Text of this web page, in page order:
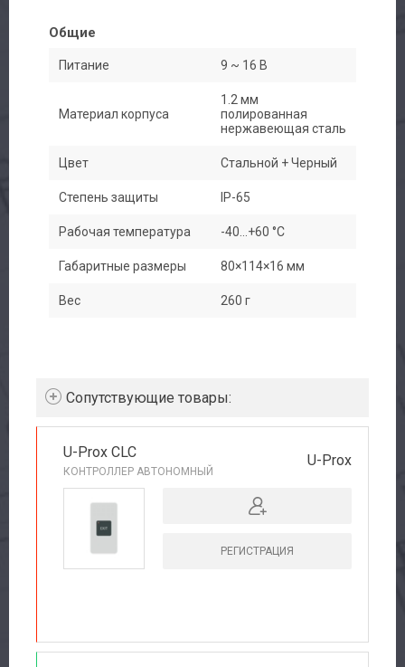
Общие
Питание 9 ~ 16 В
Материал корпуса
1.2 мм
полированная
нержавеющая сталь
Цвет Стальной + Черный
Степень защиты IP-65
Рабочая температура -40...+60 °С
Габаритные размеры 80×114×16 мм
Вес 260 г
Cопутствующие товары:
U-Prox CLC
КОНТРОЛЛЕР АВТОНОМНЫЙ
U-Prox
РЕГИСТРАЦИЯ